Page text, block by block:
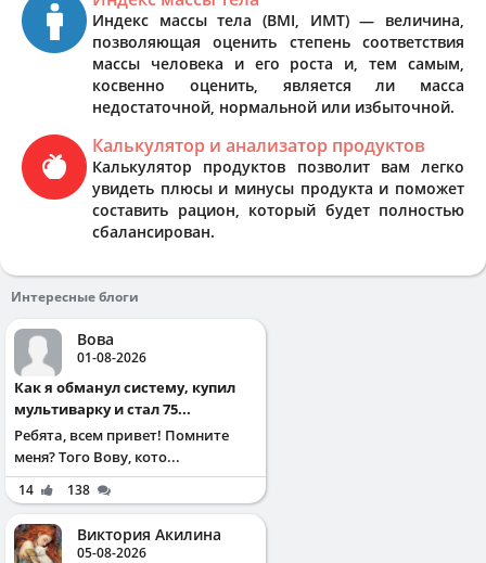
Индекс массы тела (BMI, ИМТ) — величина,
позволяющая оценить степень соответствия
массы человека и его роста и, тем самым,
косвенно оценить, является ли масса
недостаточной, нормальной или избыточной.
Калькулятор и анализатор продуктов
Калькулятор продуктов позволит вам легко
увидеть плюсы и минусы продукта и поможет
составить рацион, который будет полностью
сбалансирован.
Интересные блоги
Вова
01-08-2026
Как я обманул систему, купил
мультиварку и стал 75...
Ребята, всем привет! Помните
меня? Того Вову, кото...
14 138
Виктория Акилина
05-08-2026